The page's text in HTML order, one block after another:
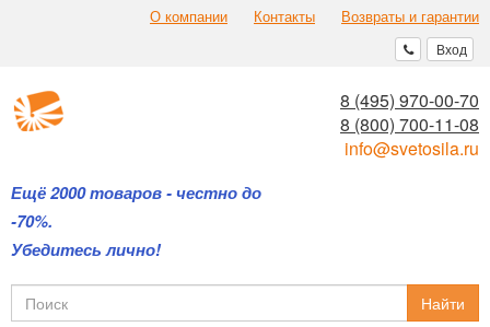
О компании Контакты Возвраты и гарантии
Вход
Ещё 2000 товаров - честно до
-70%.
Убедитесь лично!
8 (495) 970-00-70
8 (800) 700-11-08
info@svetosila.ru
Найти